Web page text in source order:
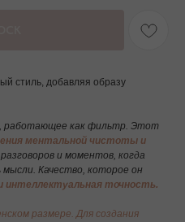
стиль, добавляя образу
работающее как фильтр. Этот
ментальной чистоты и
и моментов, когда
Качество, которое он
интеллектуальная точность.
размере. Для создания